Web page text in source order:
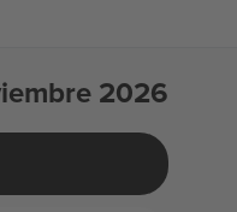
2026